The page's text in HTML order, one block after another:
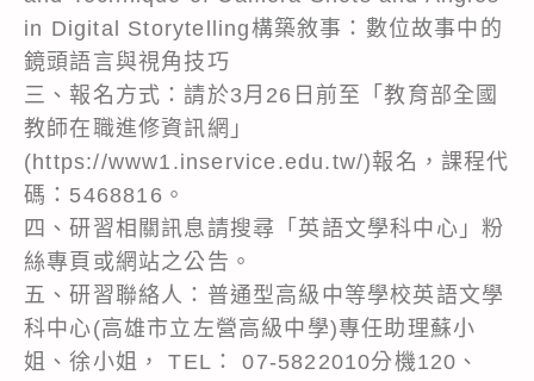
in Digital Storytelling構築敘事：數位故事中的
鏡頭語言與視角技巧
三、報名方式：請於3月26日前至「教育部全國
教師在職進修資訊網」
(https://www1.inservice.edu.tw/)報名，課程代
碼：5468816。
四、研習相關訊息請搜尋「英語文學科中心」粉
絲專頁或網站之公告。
五、研習聯絡人：普通型高級中等學校英語文學
科中心(高雄市立左營高級中學)專任助理蘇小
姐、徐小姐， TEL： 07-5822010分機120、